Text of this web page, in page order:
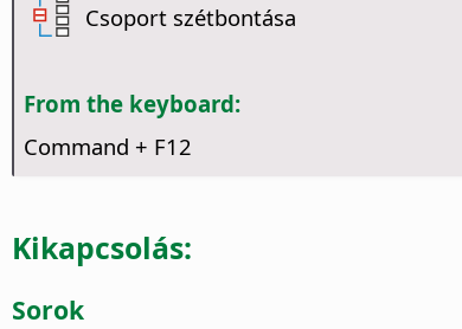
Csoport szétbontása
From the keyboard:
Command + F12
Kikapcsolás:
Sorok